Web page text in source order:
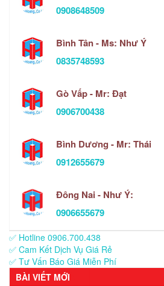
0908648509
Bình Tân - Ms: Như Ý
0835748593
Gò Vấp - Mr: Đạt
0906700438
Bình Dương - Mr: Thái
0912655679
Đông Nai - Như Ý:
0906655679
✅ Hotline 0906.700.438
✅ Cam Kết Dịch Vụ Giá Rẻ
✅ Tư Vấn Báo Giá Miễn Phí
BÀI VIẾT MỚI